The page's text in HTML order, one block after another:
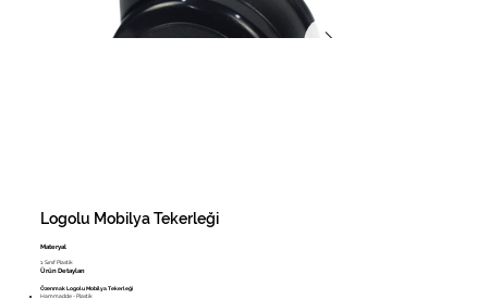
Logolu Mobilya Tekerleği
Materyal
1. Sınıf Plastik
Ürün Detayları
Özenmak Logolu Mobilya Tekerleği
Hammadde - Plastik